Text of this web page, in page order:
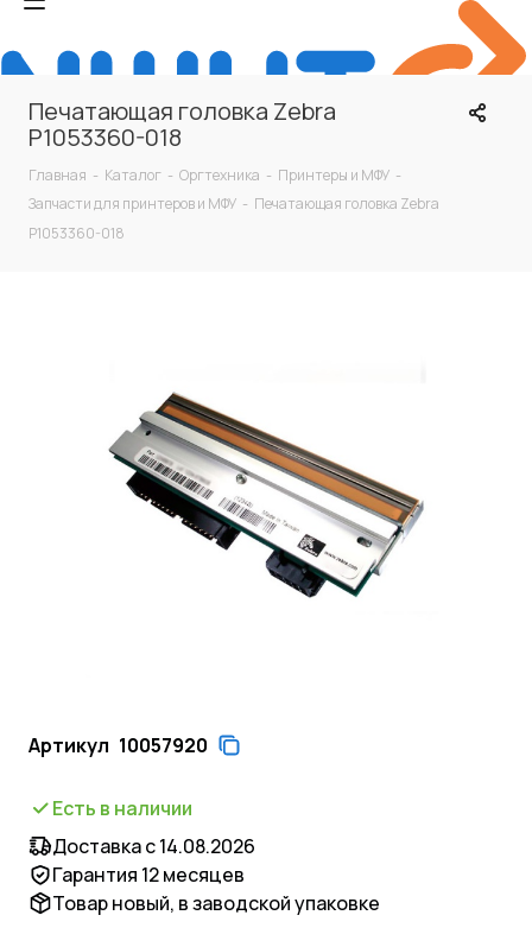
Печатающая головка Zebra
P1053360-018
Главная - Каталог - Оргтехника - Принтеры и МФУ -
Запчасти для принтеров и МФУ - Печатающая головка Zebra
P1053360-018
Артикул 10057920
Есть в наличии
Доставка с 14.08.2026
Гарантия 12 месяцев
Товар новый, в заводской упаковке